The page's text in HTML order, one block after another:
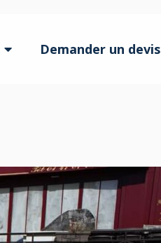
Demander un devis